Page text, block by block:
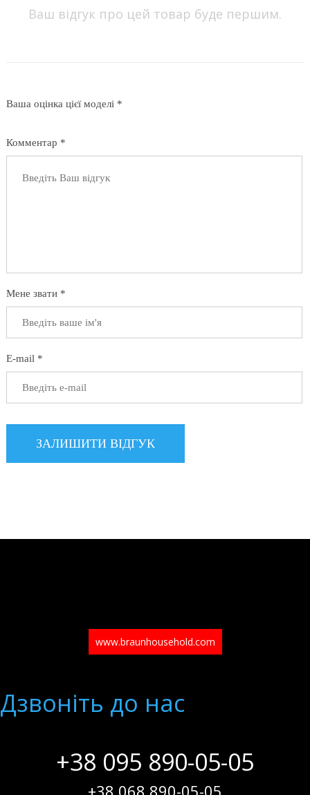
Ваш відгук про цей товар буде першим.
Ваша оцінка цієї моделі *
Комментар *
Мене звати *
E-mail *
www.braunhousehold.com
Дзвонiть до нас
+38 095 890-05-05
+38 068 890-05-05